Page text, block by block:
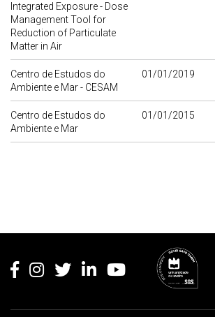
Integrated Exposure - Dose
Management Tool for
Reduction of Particulate
Matter in Air
Centro de Estudos do
Ambiente e Mar - CESAM
01/01/2019
Centro de Estudos do
Ambiente e Mar
01/01/2015